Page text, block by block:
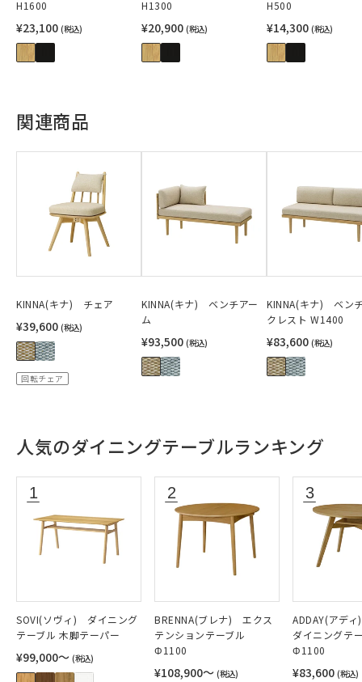
H1600
¥23,100 (税込)
H1300
¥20,900 (税込)
H500
¥14,300 (税込)
関連商品
KINNA(キナ) チェア
¥39,600 (税込)
回転チェア
KINNA(キナ) ベンチアー
ム
¥93,500 (税込)
KINNA(キナ) ベン
クレスト W1400
¥83,600 (税込)
人気のダイニングテーブルランキング
SOVI(ソヴィ) ダイニング
テーブル 木脚テーパー
¥99,000〜 (税込)
BRENNA(ブレナ) エクス
テンションテーブル
Φ1100
¥108,900〜 (税込)
ADDAY(アデ
ダイニングテ
Φ1100
¥83,600 (税込)